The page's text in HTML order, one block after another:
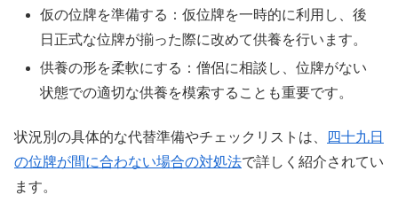
仮の位牌を準備する：仮位牌を一時的に利用し、後
日正式な位牌が揃った際に改めて供養を行います。
供養の形を柔軟にする：僧侶に相談し、位牌がない
状態での適切な供養を模索することも重要です。
状況別の具体的な代替準備やチェックリストは、
四十九日
の位牌が間に合わない場合の対処法で詳しく紹介されてい
ます。